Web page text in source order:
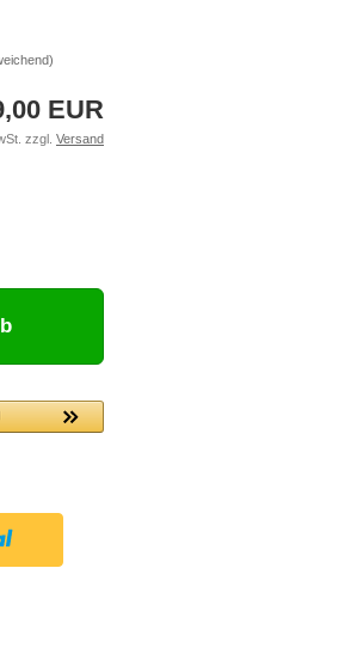
EUR
zzgl. Versand